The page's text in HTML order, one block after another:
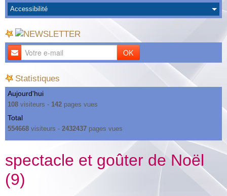
Accessibilité
OK
Statistiques
Aujourd'hui
108 visiteurs - 142 pages vues
Total
554668 visiteurs - 2432437 pages vues
spectacle et goûter de Noël
(9)